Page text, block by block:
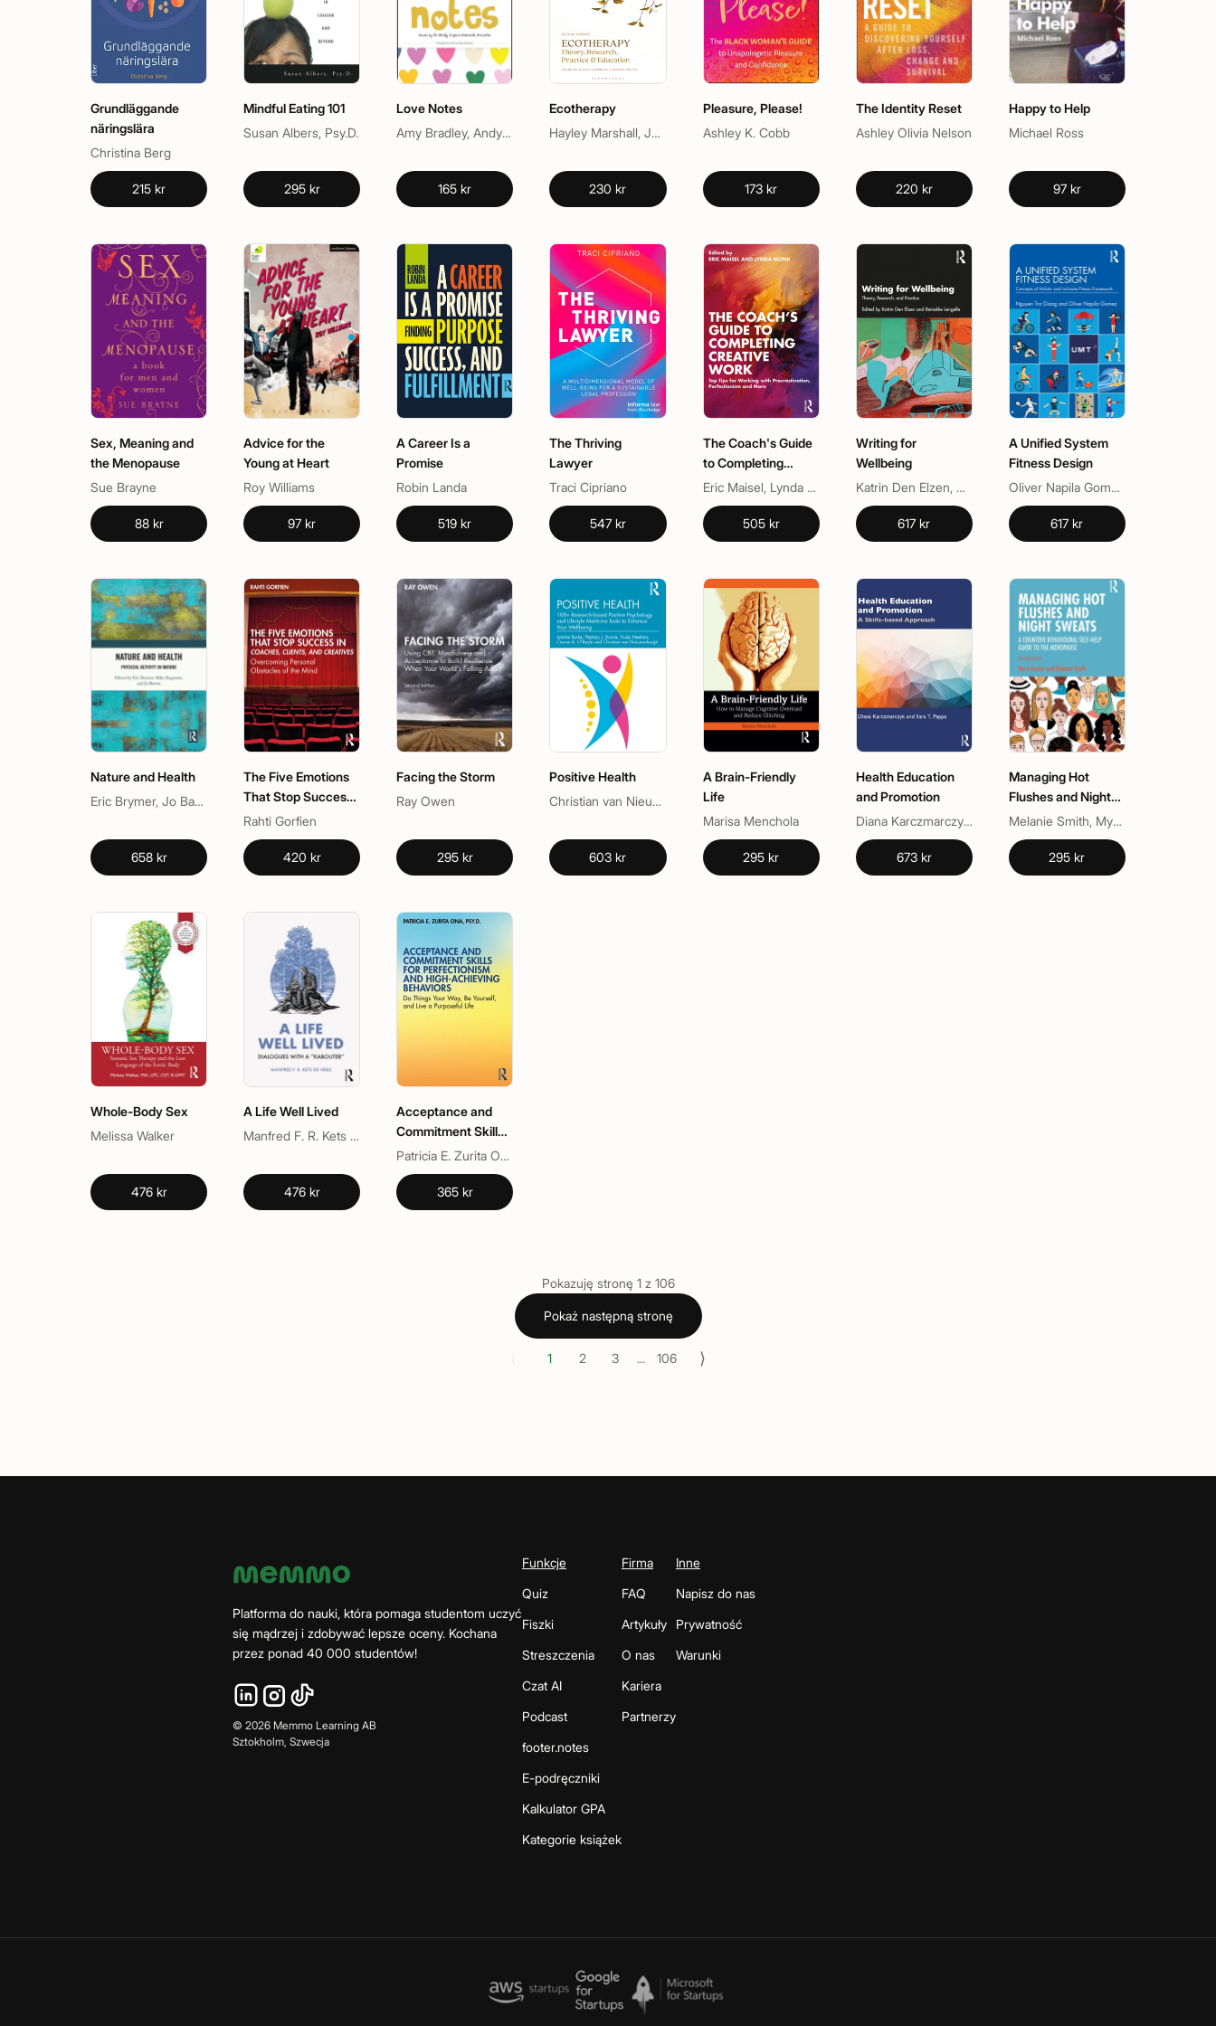
Grundläggande
näringslära
Christina Berg
215 kr
Mindful Eating 101
Susan Albers, Psy.D.
295 kr
Love Notes
Amy Bradley, Andy Cope, Hannah Knowles
165 kr
Ecotherapy
Hayley Marshall, Joe Hinds, Martin Jordan
230 kr
Pleasure, Please!
Ashley K. Cobb
173 kr
The Identity Reset
Ashley Olivia Nelson
220 kr
Happy to Help
Michael Ross
97 kr
Sex, Meaning and
the Menopause
Sue Brayne
88 kr
Advice for the
Young at Heart
Roy Williams
97 kr
A Career Is a
Promise
Robin Landa
519 kr
The Thriving
Lawyer
Traci Cipriano
547 kr
The Coach's Guide
to Completing
Creative Work
Eric Maisel, Lynda Monk
505 kr
Writing for
Wellbeing
Katrin Den Elzen, Reinekke Lengelle
617 kr
A Unified System
Fitness Design
Oliver Napila Gomez, Tra Giang Nguyen
617 kr
Nature and Health
Eric Brymer, Jo Barton, Mike Rogerson
658 kr
The Five Emotions
That Stop Success
in Coaches, Clients,
and Creatives
Rahti Gorfien
420 kr
Facing the Storm
Ray Owen
295 kr
Positive Health
Christian van Nieuwerburgh, Ciaran A. O’Boyle, Jolanta Burke, Pádraic J. Dunne, Trudy Meehan
603 kr
A Brain-Friendly
Life
Marisa Menchola
295 kr
Health Education
and Promotion
Diana Karczmarczyk, Sara T. Pappa
673 kr
Managing Hot
Flushes and Night
Sweats
Melanie Smith, Myra Hunter
295 kr
Whole-Body Sex
Melissa Walker
476 kr
A Life Well Lived
Manfred F. R. Kets de Vries
476 kr
Acceptance and
Commitment Skills
for Perfectionism
and High-Achieving
Behaviors
Patricia E. Zurita Ona
365 kr
Pokazuję stronę 1 z 106
Pokaż następną stronę
1 2 3 ... 106 ⟩
Platforma do nauki, która pomaga studentom uczyć
się mądrzej i zdobywać lepsze oceny. Kochana
przez ponad 40 000 studentów!
© 2026 Memmo Learning AB
Sztokholm, Szwecja
Funkcje
Quiz
Fiszki
Streszczenia
Czat AI
Podcast
footer.notes
E-podręczniki
Kalkulator GPA
Kategorie książek
Firma
FAQ
Artykuły
O nas
Kariera
Partnerzy
Inne
Napisz do nas
Prywatność
Warunki